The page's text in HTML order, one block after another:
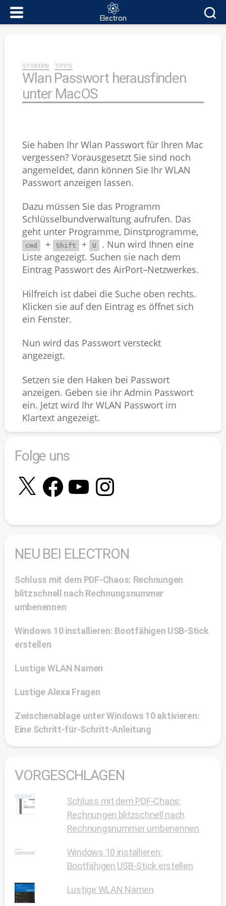
Electron
Electron
STÖBERN TIPPS
Wlan Passwort herausfinden
unter MacOS
Sie haben Ihr Wlan Passwort für Ihren Mac
vergessen? Vorausgesetzt Sie sind noch
angemeldet, dann können Sie Ihr WLAN
Passwort anzeigen lassen.
Dazu müssen Sie das Programm
Schlüsselbundverwaltung aufrufen. Das
geht unter Programme, Dinstprogramme,
cmd + Shift + U
. Nun wird Ihnen eine
Liste angezeigt. Suchen sie nach dem
Eintrag Passwort des AirPort–Netzwerkes.
Hilfreich ist dabei die Suche oben rechts.
Klicken sie auf den Eintrag es öffnet sich
ein Fenster.
Nun wird das Passwort versteckt
angezeigt.
Setzen sie den Haken bei Passwort
anzeigen. Geben sie ihr Admin Passwort
ein. Jetzt wird Ihr WLAN Passwort im
Klartext angezeigt.
Folge uns
X FacebookYouTubeInstagram
NEU BEI ELECTRON
Schluss mit dem PDF-Chaos: Rechnungen
blitzschnell nach Rechnungsnummer
umbenennen
Windows 10 installieren: Bootfähigen USB-Stick
erstellen
Lustige WLAN Namen
Lustige Alexa Fragen
Zwischenablage unter Windows 10 aktivieren:
Eine Schritt-für-Schritt-Anleitung
VORGESCHLAGEN
Schluss mit dem PDF-Chaos:
Rechnungen blitzschnell nach
Rechnungsnummer umbenennen
Windows 10 installieren:
Bootfähigen USB-Stick erstellen
Lustige WLAN Namen